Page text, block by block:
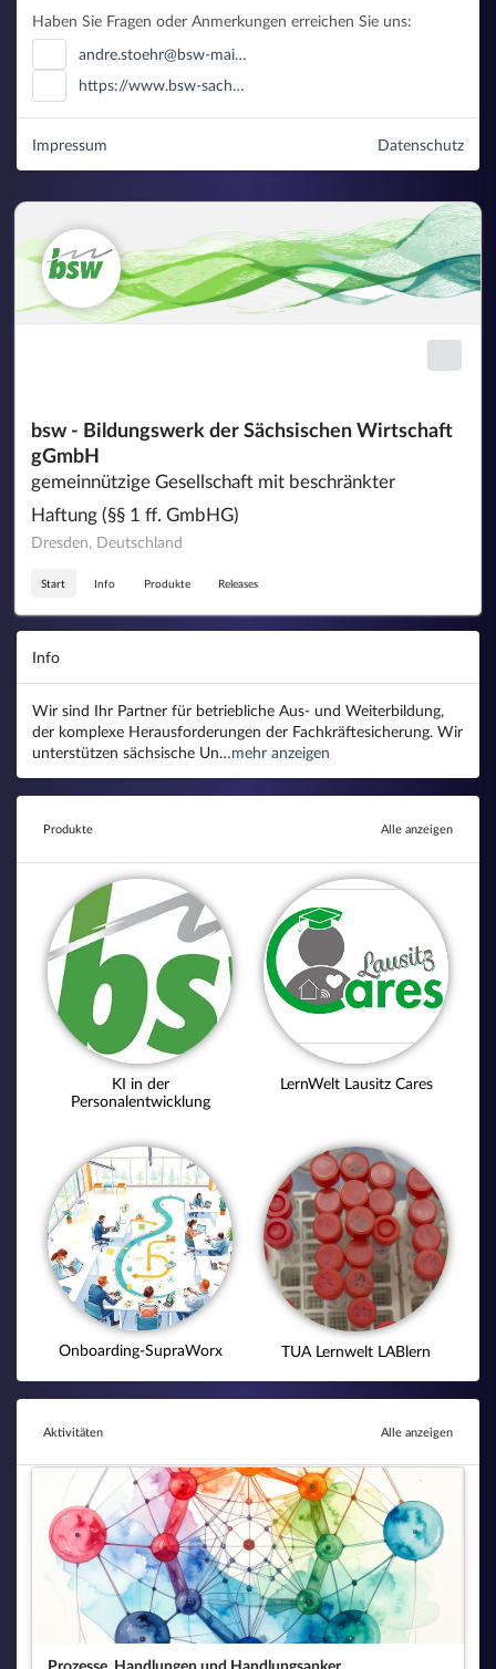
bsw - Bildungswerk der Sächsischen Wirtschaft
gGmbH
gemeinnützige Gesellschaft mit beschränkter
Haftung (§§ 1 ff. GmbHG)
Dresden, Deutschland
Start Info Produkte Releases
Info
Wir sind Ihr Partner für betriebliche Aus- und Weiterbildung,
der komplexe Herausforderungen der Fachkräftesicherung. Wir
unterstützen sächsische Un…mehr anzeigen
Produkte Alle anzeigen
KI in der
Personalentwicklung
LernWelt Lausitz Cares
Onboarding-SupraWorx TUA Lernwelt LABlern
Aktivitäten Alle anzeigen
Haben Sie Fragen oder Anmerkungen erreichen Sie uns:
andre.stoehr@bsw-mai…
https://www.bsw-sach…
Datenschutz
Impressum